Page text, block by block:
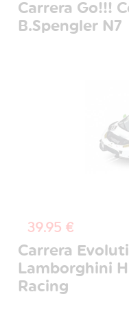
Carrera Go!!!
B.Spengler N7
39.95 €
Carrera
Lamborghini
Racing